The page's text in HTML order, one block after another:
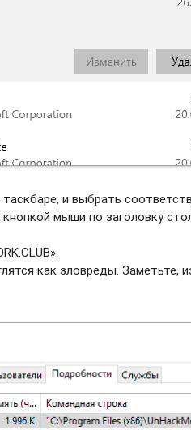
и выбрать
мыши по заголовку
как зловреды. Заметьте,